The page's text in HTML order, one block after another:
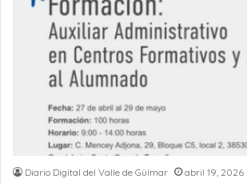
Diario Digital del Valle de Güímar abril 19, 2026